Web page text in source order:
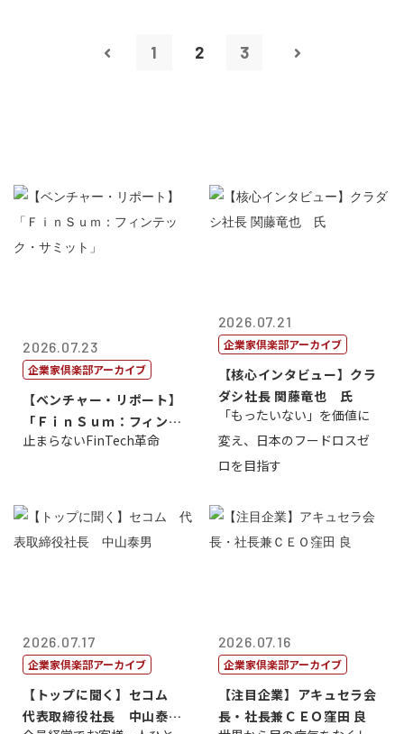
1 2 3
2026.07.23
企業家倶楽部アーカイブ
【ベンチャー・リポート】
「ＦｉｎＳｕｍ：フィンテ
ック・サミッ...
止まらないFinTech革命
2026.07.21
企業家倶楽部アーカイブ
【核心インタビュー】クラ
ダシ社長 関藤竜也 氏
「もったいない」を価値に
変え、日本のフードロスゼ
ロを目指す
2026.07.17
企業家倶楽部アーカイブ
【トップに聞く】セコム
代表取締役社長 中山泰
2026.07.16
企業家倶楽部アーカイブ
【注目企業】アキュセラ会
長・社長兼ＣＥＯ窪田 良